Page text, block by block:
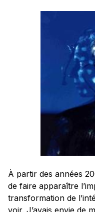
À partir des années
de faire apparaître
transformation de
voir. J’avais envie de